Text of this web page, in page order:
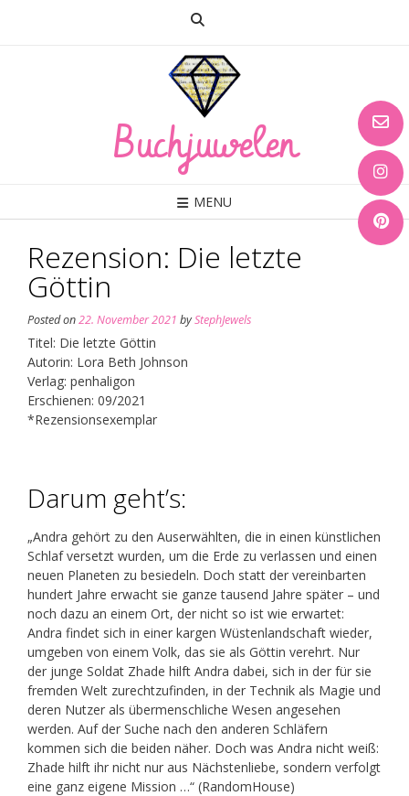
Buchjuwelen
MENU
Rezension: Die letzte
Göttin
Posted on22. November 2021 byStephJewels
Titel: Die letzte Göttin
Autorin: Lora Beth Johnson
Verlag: penhaligon
Erschienen: 09/2021
*Rezensionsexemplar
Darum geht’s:
„Andra gehört zu den Auserwählten, die in einen künstlichen
Schlaf versetzt wurden, um die Erde zu verlassen und einen
neuen Planeten zu besiedeln. Doch statt der vereinbarten
hundert Jahre erwacht sie ganze tausend Jahre später – und
noch dazu an einem Ort, der nicht so ist wie erwartet:
Andra findet sich in einer kargen Wüstenlandschaft wieder,
umgeben von einem Volk, das sie als Göttin verehrt. Nur
der junge Soldat Zhade hilft Andra dabei, sich in der für sie
fremden Welt zurechtzufinden, in der Technik als Magie und
deren Nutzer als übermenschliche Wesen angesehen
werden. Auf der Suche nach den anderen Schläfern
kommen sich die beiden näher. Doch was Andra nicht weiß:
Zhade hilft ihr nicht nur aus Nächstenliebe, sondern verfolgt
eine ganz eigene Mission …“ (RandomHouse)